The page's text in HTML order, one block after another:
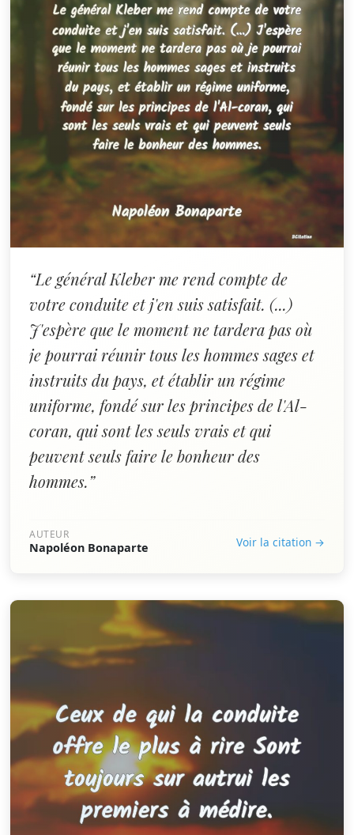
“Le général Kleber me rend compte de
votre conduite et j'en suis satisfait. (...)
J'espère que le moment ne tardera pas où
je pourrai réunir tous les hommes sages et
instruits du pays, et établir un régime
uniforme, fondé sur les principes de l'Al-
coran, qui sont les seuls vrais et qui
peuvent seuls faire le bonheur des
hommes.”
AUTEUR
Napoléon Bonaparte Voir la citation →